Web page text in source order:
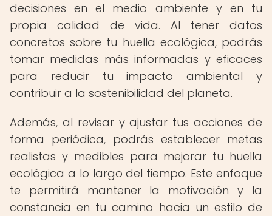
decisiones en el medio ambiente y en tu
propia calidad de vida. Al tener datos
concretos sobre tu huella ecológica, podrás
tomar medidas más informadas y eficaces
para reducir tu impacto ambiental y
contribuir a la sostenibilidad del planeta.
Además, al revisar y ajustar tus acciones de
forma periódica, podrás establecer metas
realistas y medibles para mejorar tu huella
ecológica a lo largo del tiempo. Este enfoque
te permitirá mantener la motivación y la
constancia en tu camino hacia un estilo de